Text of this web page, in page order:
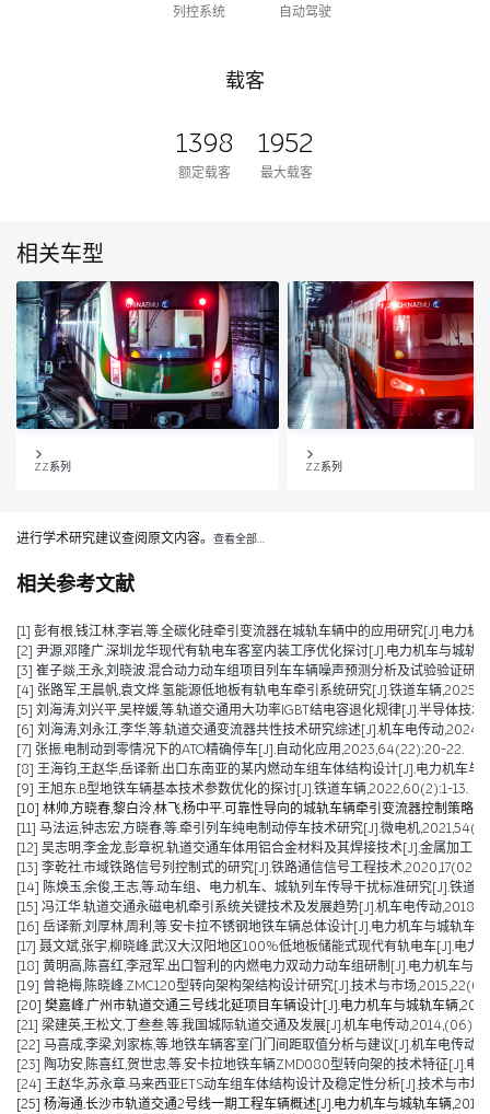
列控系统 自动驾驶
载客
1398
额定载客
1952
最大载客
相关车型
ZZ系列 ZZ系列
进行学术研究建议查阅原文内容。 查看全部…
相关参考文献
[1] 彭有根,钱江林,李岩,等.全碳化硅牵引变流器在城轨车辆中的应用研究[J].电力
[2] 尹源,邓隆广.深圳龙华现代有轨电车客室内装工序优化探讨[J].电力机车与城轨
[3] 崔子燚,王永,刘晓波.混合动力动车组项目列车车辆噪声预测分析及试验验证研
[4] 张路军,王晨帆,袁文烨.氢能源低地板有轨电车牵引系统研究[J].铁道车辆
[5] 刘海涛,刘兴平,吴梓媛,等.轨道交通用大功率IGBT结电容退化规律[J].半导体技
[6] 刘海涛,刘永江,李华,等.轨道交通变流器共性技术研究综述[J].机车电传动
[7] 张振.电制动到零情况下的ATO精确停车[J].自动化应用,2023,64(22):20-22.
[8] 王海钧,王赵华,岳译新.出口东南亚的某内燃动车组车体结构设计[J].电力机车
[9] 王旭东.B型地铁车辆基本技术参数优化的探讨[J].铁道车辆,2022,60(2):1-13.
[10] 林帅,方晓春,黎白泠,林飞,杨中平.可靠性导向的城轨车辆牵引变流器控制策略
[11] 马法运,钟志宏,方晓春,等.牵引列车纯电制动停车技术研究[J].微电机
[12] 吴志明,李金龙,彭章祝.轨道交通车体用铝合金材料及其焊接技术[J].金属加工(
[13] 李乾社.市域铁路信号列控制式的研究[J].铁路通信信号工程技术
[14] 陈焕玉,余俊,王志,等.动车组、电力机车、城轨列车传导干扰标准研究[J].铁道
[15] 冯江华.轨道交通永磁电机牵引系统关键技术及发展趋势[J].机车电传动
[16] 岳译新,刘厚林,周利,等.安卡拉不锈钢地铁车辆总体设计[J].电力机车与城轨车
[17] 聂文斌,张宇,柳晓峰.武汉大汉阳地区100%低地板储能式现代有轨电车[J].电
[18] 黄明高,陈喜红,李冠军.出口智利的内燃电力双动力动车组研制[J].电力机车与
[19] 曾艳梅,陈晓峰.ZMC120型转向架构架结构设计研究[J].技术与市场
[20] 樊嘉峰.广州市轨道交通三号线北延项目车辆设计[J].电力机车与城轨车辆
[21] 梁建英,王松文,丁叁叁,等.我国城际轨道交通及发展[J].机车电传动
[22] 马喜成,李梁,刘家栋,等.地铁车辆客室门门间距取值分析与建议[J].机车电传动
[23] 陶功安,陈喜红,贺世忠,等.安卡拉地铁车辆ZMD080型转向架的技术特征[J].电
[24] 王赵华,苏永章.马来西亚ETS动车组车体结构设计及稳定性分析[J].技术与市
[25] 杨海通.长沙市轨道交通2号线一期工程车辆概述[J].电力机车与城轨车辆